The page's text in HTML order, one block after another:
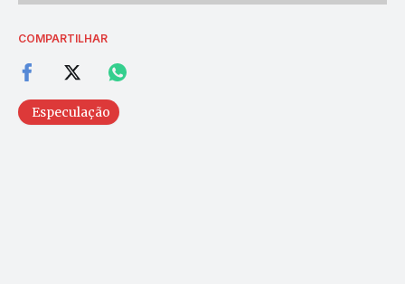
COMPARTILHAR
Especulação